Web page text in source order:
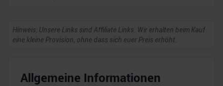
Hinweis: Unsere Links sind Affiliate Links. Wir erhalten beim Kauf
eine kleine Provision, ohne dass sich euer Preis erhöht.
Allgemeine Informationen